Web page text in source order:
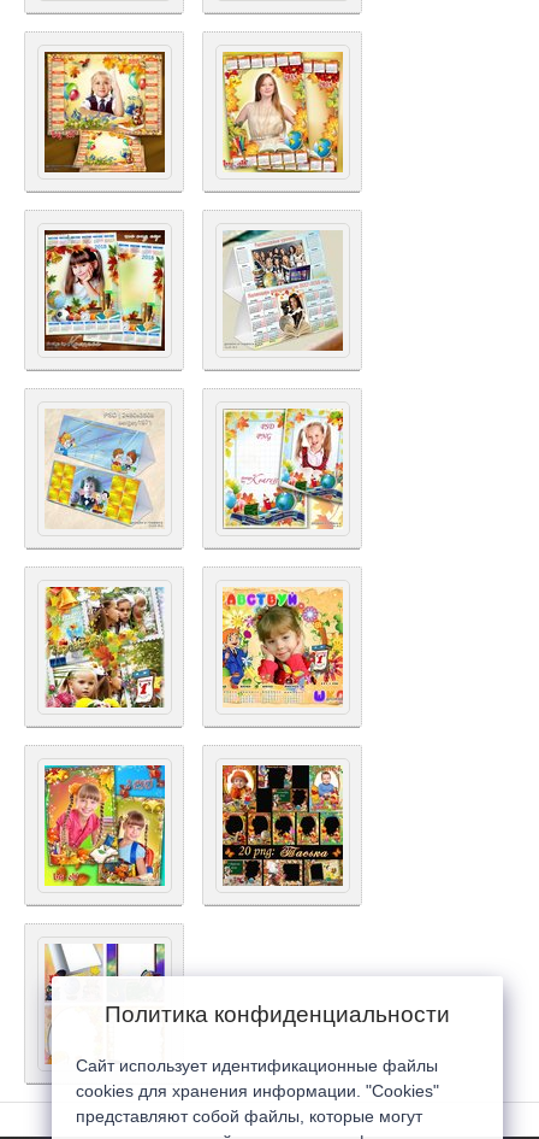
Политика конфиденциальности
Сайт использует идентификационные файлы
cookies для хранения информации. "Cookies"
представляют собой файлы, которые могут